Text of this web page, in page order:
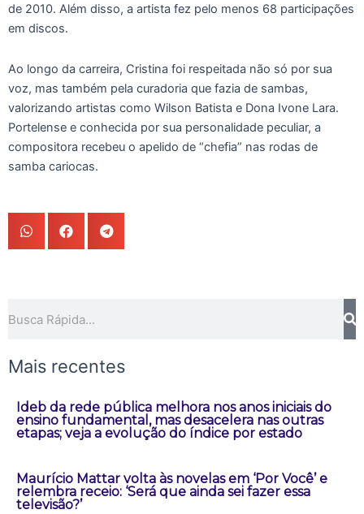
de 2010. Além disso, a artista fez pelo menos 68 participações
em discos.
Ao longo da carreira, Cristina foi respeitada não só por sua
voz, mas também pela curadoria que fazia de sambas,
valorizando artistas como Wilson Batista e Dona Ivone Lara.
Portelense e conhecida por sua personalidade peculiar, a
compositora recebeu o apelido de “chefia” nas rodas de
samba cariocas.
Mais recentes
Ideb da rede pública melhora nos anos iniciais do
ensino fundamental, mas desacelera nas outras
etapas; veja a evolução do índice por estado
Maurício Mattar volta às novelas em ‘Por Você’ e
relembra receio: ‘Será que ainda sei fazer essa
televisão?’